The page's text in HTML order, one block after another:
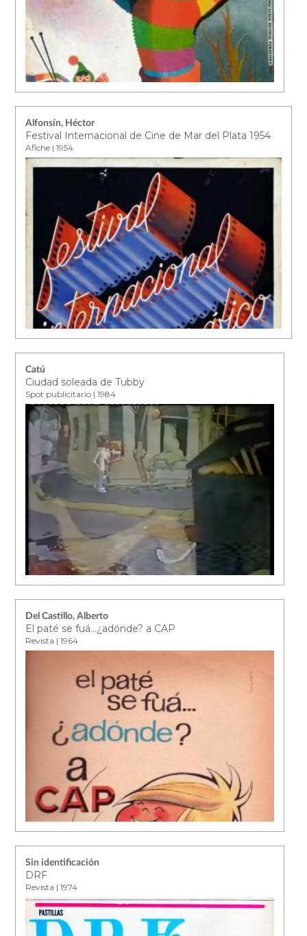
Alfonsín, Héctor
Festival Internacional de Cine de Mar del Plata 1954
Afiche | 1954
Catú
Ciudad soleada de Tubby
Spot publicitario | 1984
Del Castillo, Alberto
El paté se fuá...¿adónde? a CAP
Revista | 1964
Sin identificación
DRF
Revista | 1974